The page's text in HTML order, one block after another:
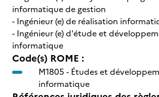
informatique de gestion
- Ingénieur (e) de réalisation
- Ingénieur (e) d'étude et
informatique
Code(s) ROME :
M1805 - Études et
informatique